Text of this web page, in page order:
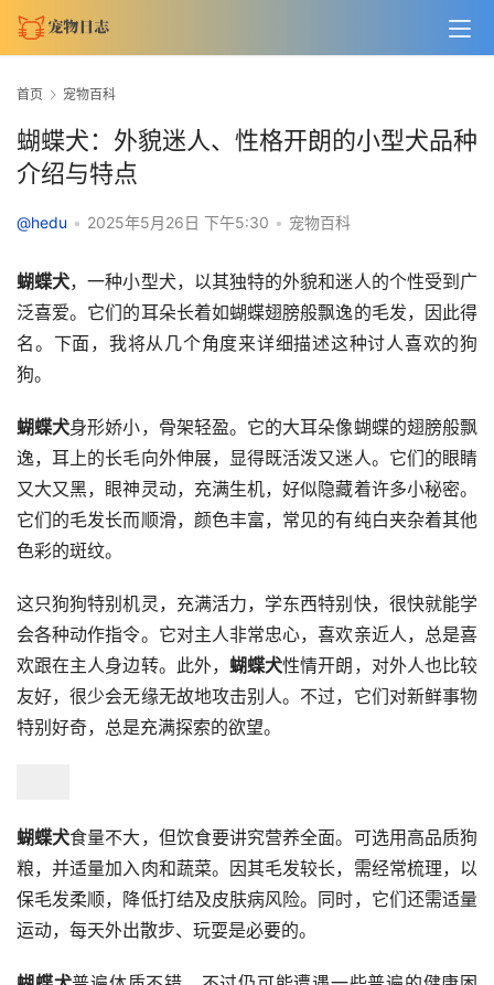
首页 宠物百科
蝴蝶犬：外貌迷人、性格开朗的小型犬品种
介绍与特点
@hedu • 2025年5月26日 下午5:30 • 宠物百科
蝴蝶犬，一种小型犬，以其独特的外貌和迷人的个性受到广
泛喜爱。它们的耳朵长着如蝴蝶翅膀般飘逸的毛发，因此得
名。下面，我将从几个角度来详细描述这种讨人喜欢的狗
狗。
蝴蝶犬身形娇小，骨架轻盈。它的大耳朵像蝴蝶的翅膀般飘
逸，耳上的长毛向外伸展，显得既活泼又迷人。它们的眼睛
又大又黑，眼神灵动，充满生机，好似隐藏着许多小秘密。
它们的毛发长而顺滑，颜色丰富，常见的有纯白夹杂着其他
色彩的斑纹。
这只狗狗特别机灵，充满活力，学东西特别快，很快就能学
会各种动作指令。它对主人非常忠心，喜欢亲近人，总是喜
欢跟在主人身边转。此外， 蝴蝶犬性情开朗，对外人也比较
友好，很少会无缘无故地攻击别人。不过，它们对新鲜事物
特别好奇，总是充满探索的欲望。
蝴蝶犬食量不大，但饮食要讲究营养全面。可选用高品质狗
粮，并适量加入肉和蔬菜。因其毛发较长，需经常梳理，以
保毛发柔顺，降低打结及皮肤病风险。同时，它们还需适量
运动，每天外出散步、玩耍是必要的。